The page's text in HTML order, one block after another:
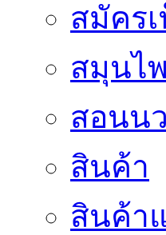
สมัคร
สมุนไ
สอนน
สินค้า
สินค้า